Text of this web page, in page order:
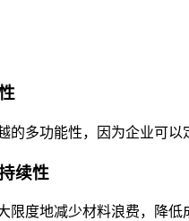
的多功能性，因为企业可
续性
限度地减少材料浪费，降低